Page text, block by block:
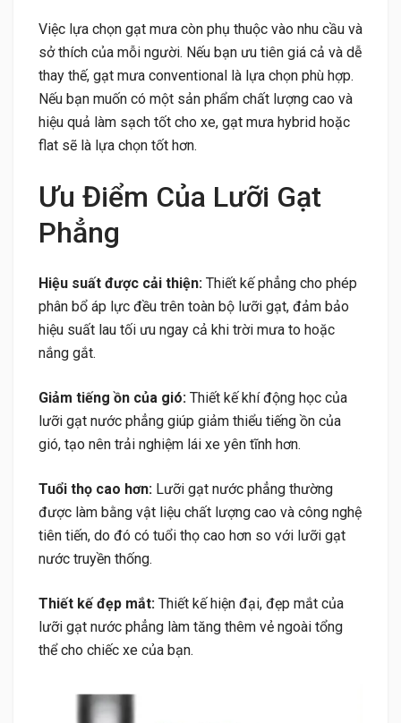
Việc lựa chọn gạt mưa còn phụ thuộc vào nhu cầu và
sở thích của mỗi người. Nếu bạn ưu tiên giá cả và dễ
thay thế, gạt mưa conventional là lựa chọn phù hợp.
Nếu bạn muốn có một sản phẩm chất lượng cao và
hiệu quả làm sạch tốt cho xe, gạt mưa hybrid hoặc
flat sẽ là lựa chọn tốt hơn.
Ưu Điểm Của Lưỡi Gạt
Phẳng
Hiệu suất được cải thiện: Thiết kế phẳng cho phép
phân bổ áp lực đều trên toàn bộ lưỡi gạt, đảm bảo
hiệu suất lau tối ưu ngay cả khi trời mưa to hoặc
nắng gắt.
Giảm tiếng ồn của gió: Thiết kế khí động học của
lưỡi gạt nước phẳng giúp giảm thiểu tiếng ồn của
gió, tạo nên trải nghiệm lái xe yên tĩnh hơn.
Tuổi thọ cao hơn: Lưỡi gạt nước phẳng thường
được làm bằng vật liệu chất lượng cao và công nghệ
tiên tiến, do đó có tuổi thọ cao hơn so với lưỡi gạt
nước truyền thống.
Thiết kế đẹp mắt: Thiết kế hiện đại, đẹp mắt của
lưỡi gạt nước phẳng làm tăng thêm vẻ ngoài tổng
thể cho chiếc xe của bạn.